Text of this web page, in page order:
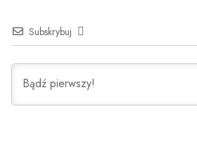
Subskrybuj